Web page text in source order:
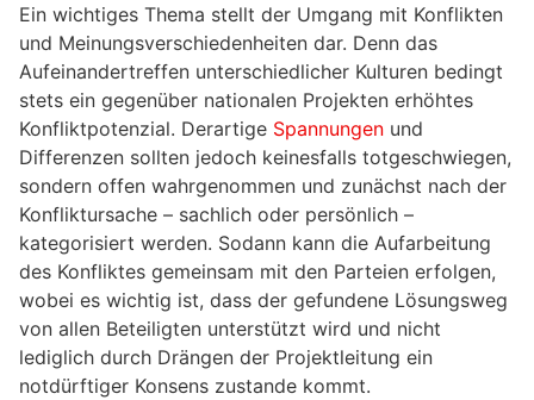
Ein wichtiges Thema stellt der Umgang mit Konflikten
und Meinungsverschiedenheiten dar. Denn das
Aufeinandertreffen unterschiedlicher Kulturen bedingt
stets ein gegenüber nationalen Projekten erhöhtes
Konfliktpotenzial. Derartige Spannungen und
Differenzen sollten jedoch keinesfalls totgeschwiegen,
sondern offen wahrgenommen und zunächst nach der
Konfliktursache – sachlich oder persönlich –
kategorisiert werden. Sodann kann die Aufarbeitung
des Konfliktes gemeinsam mit den Parteien erfolgen,
wobei es wichtig ist, dass der gefundene Lösungsweg
von allen Beteiligten unterstützt wird und nicht
lediglich durch Drängen der Projektleitung ein
notdürftiger Konsens zustande kommt.